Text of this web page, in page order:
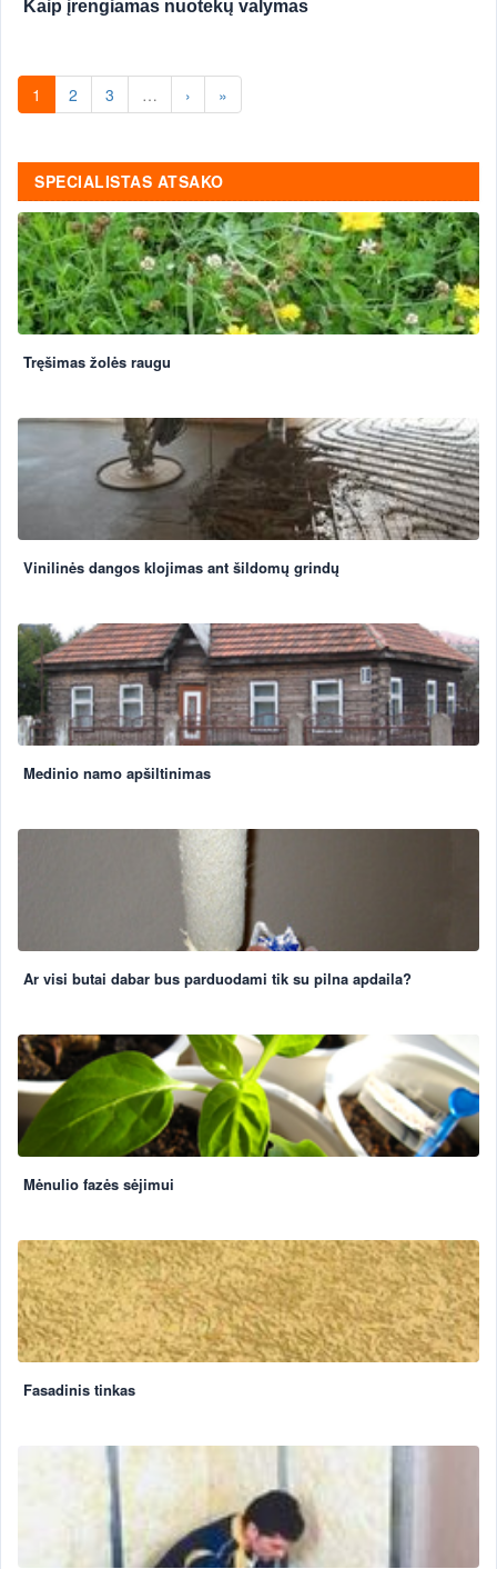
Kaip įrengiamas nuotekų valymas
1 2 3 … › »
SPECIALISTAS ATSAKO
Tręšimas žolės raugu
Vinilinės dangos klojimas ant šildomų grindų
Medinio namo apšiltinimas
Ar visi butai dabar bus parduodami tik su pilna apdaila?
Mėnulio fazės sėjimui
Fasadinis tinkas